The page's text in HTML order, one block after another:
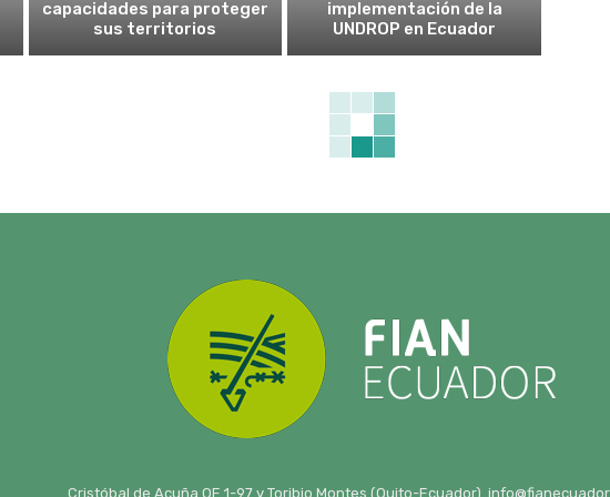
capacidades para proteger
sus territorios
implementación de la
UNDROP en Ecuador
Cristóbal de Acuña OE 1-97 y Toribio Montes (Quito-Ecuador).